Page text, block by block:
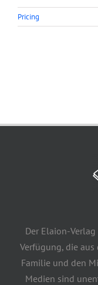
Pricing
Der Elaion-
Verfügung, die aus
Familie und den
Medien sind